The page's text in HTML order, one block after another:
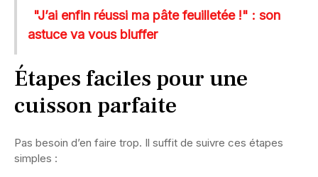
"J’ai enfin réussi ma pâte feuilletée !" : son
astuce va vous bluffer
Étapes faciles pour une
cuisson parfaite
Pas besoin d’en faire trop. Il suffit de suivre ces étapes
simples :